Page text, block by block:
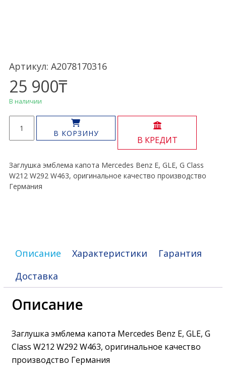
Артикул: A2078170316
25 900₸
В наличии
товара
Эмблема
E,
GLE,
G
В КОРЗИНУ
В КРЕДИТ
Заглушка эмблема капота Mercedes Benz E, GLE, G Class
W212 W292 W463, оригинальное качество производство
Германия
Описание Характеристики
Гарантия
Доставка
Описание
Заглушка эмблема капота Mercedes Benz E, GLE, G
Class W212 W292 W463, оригинальное качество
производство Германия